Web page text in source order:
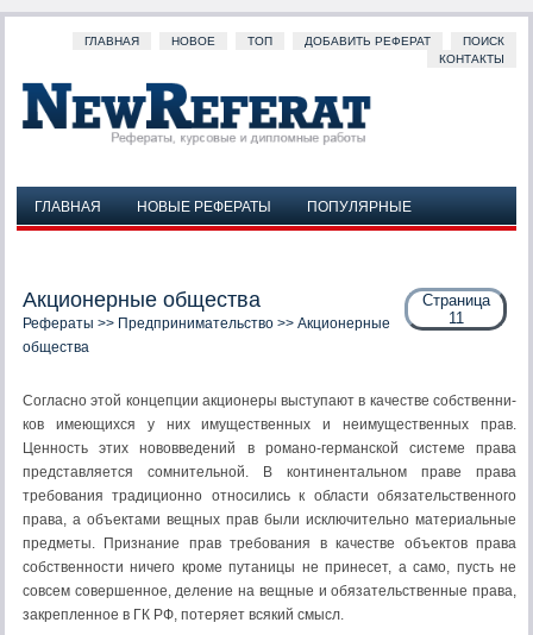
ГЛАВНАЯ НОВОЕ ТОП ДОБАВИТЬ РЕФЕРАТ
ПОИСК
КОНТАКТЫ
ГЛАВНАЯ НОВЫЕ РЕФЕРАТЫ
ПОПУЛЯРНЫЕ
Страница
11
Акционерные общества
Рефераты >> Предпринимательство >> Акционерные
общества
Согласно этой концепции акционеры выступают в качестве собственни­
ков имеющихся у них имущественных и неимущественных прав.
Ценность этих нововведений в романо-германской системе права
представляется со­мнительной. В континентальном праве права
требования традиционно отно­сились к области обязательственного
права, а объектами вещных прав были исключительно материальные
предметы. Признание прав требования в каче­стве объектов права
собственности ничего кроме путаницы не принесет, а само, пусть не
совсем совершенное, деление на вещные и обязательственные права,
закрепленное в ГК РФ, потеряет всякий смысл.